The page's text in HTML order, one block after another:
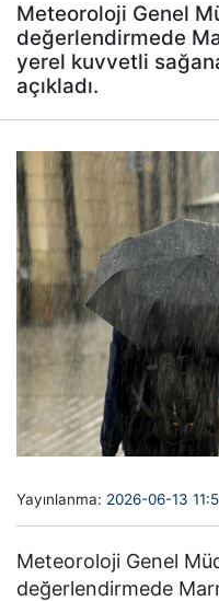
Meteoroloji Genel
değerlendirmede
yerel kuvvetli
açıkladı.
Yayınlanma: 2026-06-13
Meteoroloji Genel
değerlendirmede